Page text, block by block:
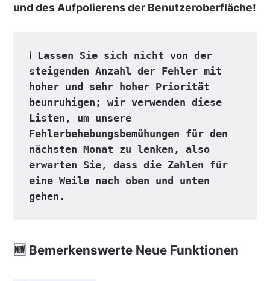
und des Aufpolierens der Benutzeroberfläche!
ℹ️ Lassen Sie sich nicht von der
steigenden Anzahl der Fehler mit
hoher und sehr hoher Priorität
beunruhigen; wir verwenden diese
Listen, um unsere
Fehlerbehebungsbemühungen für den
nächsten Monat zu lenken, also
erwarten Sie, dass die Zahlen für
eine Weile nach oben und unten
gehen.
🆕 Bemerkenswerte Neue Funktionen